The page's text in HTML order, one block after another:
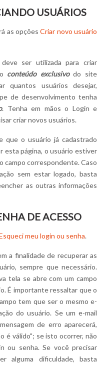
USUÁRIOS
as opçõesCriar novo usuário
deve ser utilizada para criar
conteúdo exclusivodo site
quantos usuários desejar,
de desenvolvimento tenha
. Tenha em mãos o Login e
criar novos usuários.
que o usuário já cadastrado
esta página, o usuário estiver
campo correspondente. Caso
sem estar logado, basta
as outras informações
DE ACESSO
meu login ou senha.
a finalidade de recuperar as
sempre que necessário.
tela se abre com um campo
É importante ressaltar que o
tem que ser o mesmo e-
do usuário. Se um e-mail
de erro aparecerá,
é válido"; se isto ocorrer, não
ou senha. Se você precisar
alguma dificuldade, basta